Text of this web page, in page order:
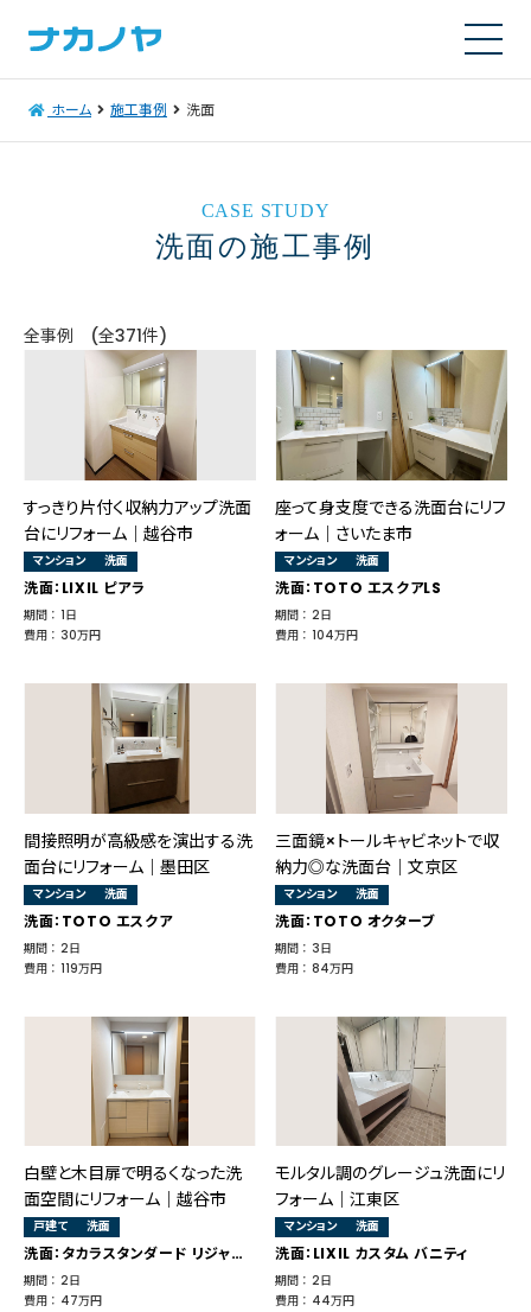
ホーム 施工事例 洗面
CASE STUDY
洗面の施工事例
全事例 (全371件)
すっきり片付く収納力アップ洗面
台にリフォーム｜越谷市
マンション 洗面
洗面：LIXIL ピアラ
期間 ： 1日
費用 ： 30万円
座って身支度できる洗面台にリフ
ォーム｜さいたま市
マンション 洗面
洗面：TOTO エスクアLS
期間 ： 2日
費用 ： 104万円
間接照明が高級感を演出する洗
面台にリフォーム｜墨田区
マンション 洗面
洗面：TOTO エスクア
期間 ： 2日
費用 ： 119万円
三面鏡×トールキャビネットで収
納力◎な洗面台｜文京区
マンション 洗面
洗面：TOTO オクターブ
期間 ： 3日
費用 ： 84万円
白壁と木目扉で明るくなった洗
面空間にリフォーム｜越谷市
戸建て 洗面
洗面：タカラスタンダード リジャスト
期間 ： 2日
費用 ： 47万円
モルタル調のグレージュ洗面にリ
フォーム｜江東区
マンション 洗面
洗面：LIXIL カスタム バニティ
期間 ： 2日
費用 ： 44万円